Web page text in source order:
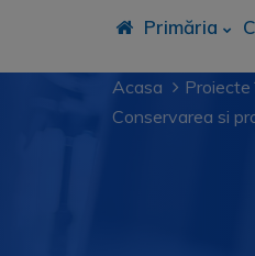
Primăria
Acasa
Conservarea si